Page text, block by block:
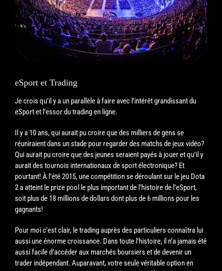
eSport et Trading
Je crois qu’il y a un parallèle à faire avec l’intérêt grandissant du
eSport et l’essor du trading en ligne.
Il y a 10 ans, qui aurait pu croire que des milliers de gens se
réuniraient dans un stade pour regarder des matchs de jeux vidéo?
Qui aurait pu croire que des jeunes seraient payés à jouer et qu’il y
aurait des tournois internationaux de sport électronique? Et
pourtant! À l’été 2015, une compétition se déroulant sur le jeu Dota
2 a atteint le prize pool le plus important de l’histoire de l’eSport,
soit plus de 18 millions de dollars dont plus de 6 millions pour les
gagnants!
Pour moi c’est clair, le trading auprès des particuliers connaîtra lui
aussi une énorme croissance. Dans toute l’histoire, il n’a jamais été
aussi facile d’accéder aux marchés boursiers et de devenir un
trader indépendant. Auparavant, votre seule véritable option en